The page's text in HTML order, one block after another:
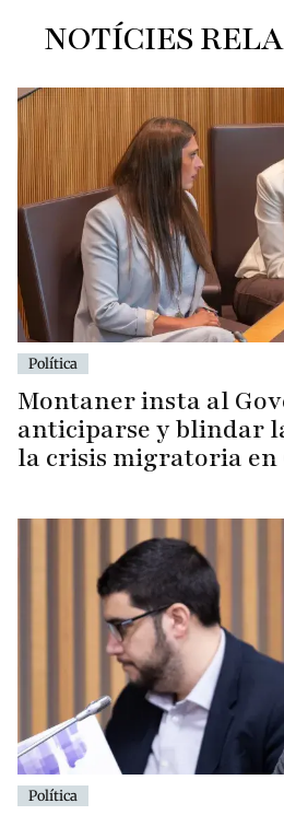
NOTÍCIES
Política
Montaner insta al
anticiparse y blindar
la crisis migratoria en
Política